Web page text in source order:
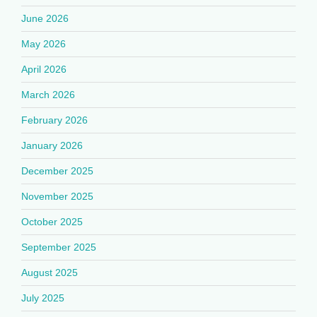
June 2026
May 2026
April 2026
March 2026
February 2026
January 2026
December 2025
November 2025
October 2025
September 2025
August 2025
July 2025